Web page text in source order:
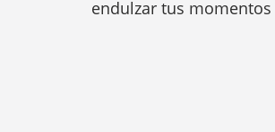
endulzar tus